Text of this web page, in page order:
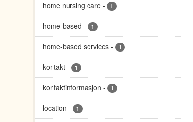
home nursing care - 1
home-based - 1
home-based services - 1
kontakt - 1
kontaktinformasjon - 1
location - 1